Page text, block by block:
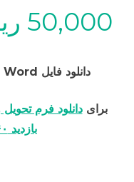
50,000
دانلود فایل Word صورتجلسه تحویل وسایل نقلیه
برایدانلود فرم
بازدید ۳۶۰ درجه